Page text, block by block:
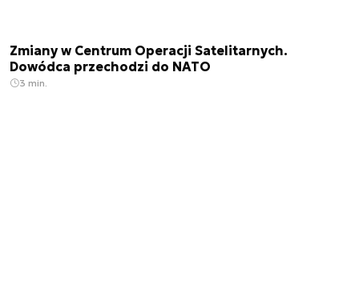
Zmiany w Centrum Operacji Satelitarnych.
Dowódca przechodzi do NATO
3 min.